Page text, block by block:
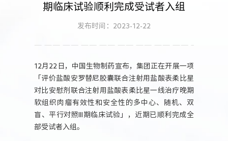
期临床试验顺利完成受试者入组
发布时间：2023-12-22
12月22日，中国生物制药宣布，集团正在开展一项
「评价盐酸安罗替尼胶囊联合注射用盐酸表柔比星
对比安慰剂联合注射用盐酸表柔比星一线治疗晚期
软组织肉瘤有效性和安全性的多中心、随机、双
盲、平行对照III期临床试验」，近期已顺利完成全
部受试者入组。